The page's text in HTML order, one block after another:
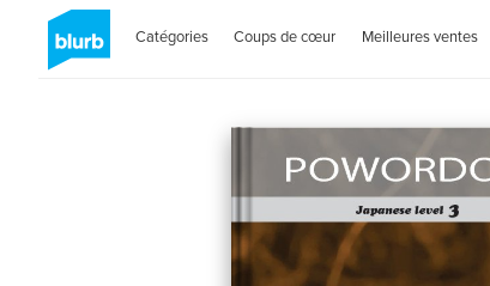
Catégories Coups de cœur Meilleures ventes